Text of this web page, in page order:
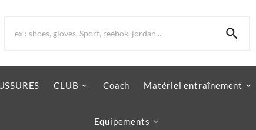

CLUB Coach Matériel entraînement
Equipements